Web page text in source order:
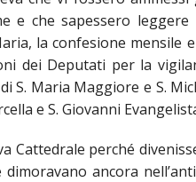
CATTOLICA
e che sapessero leggere
la confesione mensile
dei Deputati per la
Maria Maggiore e S.
e S. Giovanni
Cattedrale perché
ancora